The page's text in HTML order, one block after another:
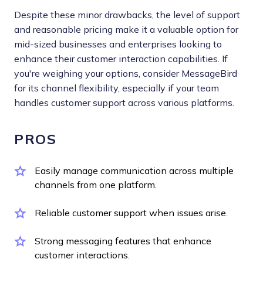
Despite these minor drawbacks, the level of support
and reasonable pricing make it a valuable option for
mid-sized businesses and enterprises looking to
enhance their customer interaction capabilities. If
you're weighing your options, consider MessageBird
for its channel flexibility, especially if your team
handles customer support across various platforms.
PROS
Easily manage communication across multiple
channels from one platform.
Reliable customer support when issues arise.
Strong messaging features that enhance
customer interactions.